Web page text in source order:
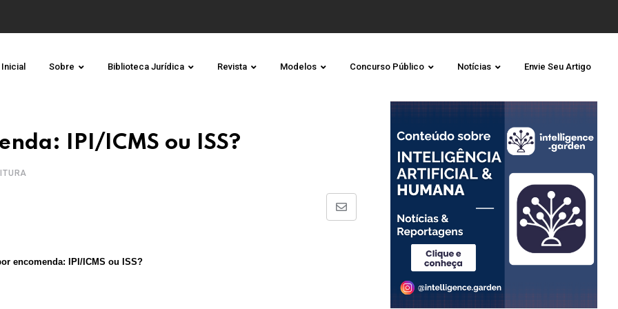
Sobre Biblioteca Jurídica Revista Modelos Concurso Público Notícias Envie Seu Artigo
IPI/ICMS ou ISS?
Share
encomenda: IPI/ICMS ou ISS?